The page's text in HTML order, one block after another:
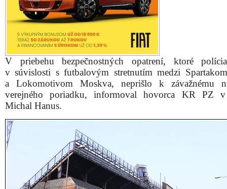
V priebehu bezpečnostných opatrení, ktoré
v súvislosti s futbalovým stretnutím medzi
a Lokomotivom Moskva, neprišlo k závažnému
verejného poriadku, informoval hovorca KR PZ v
Michal Hanus.